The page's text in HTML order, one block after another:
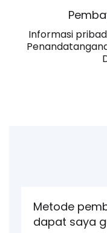
Informasi
Metode
dapat saya